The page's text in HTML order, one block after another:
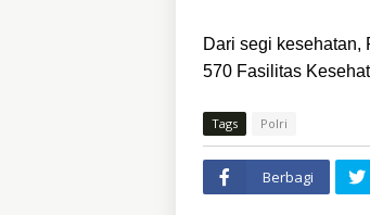
Dari segi kesehatan,
570 Fasilitas
Tags Polri
Berbagi